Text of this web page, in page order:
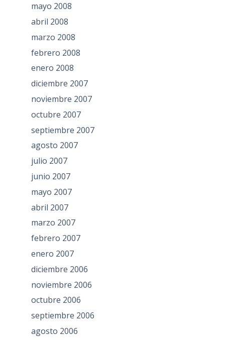
mayo 2008
abril 2008
marzo 2008
febrero 2008
enero 2008
diciembre 2007
noviembre 2007
octubre 2007
septiembre 2007
agosto 2007
julio 2007
junio 2007
mayo 2007
abril 2007
marzo 2007
febrero 2007
enero 2007
diciembre 2006
noviembre 2006
octubre 2006
septiembre 2006
agosto 2006